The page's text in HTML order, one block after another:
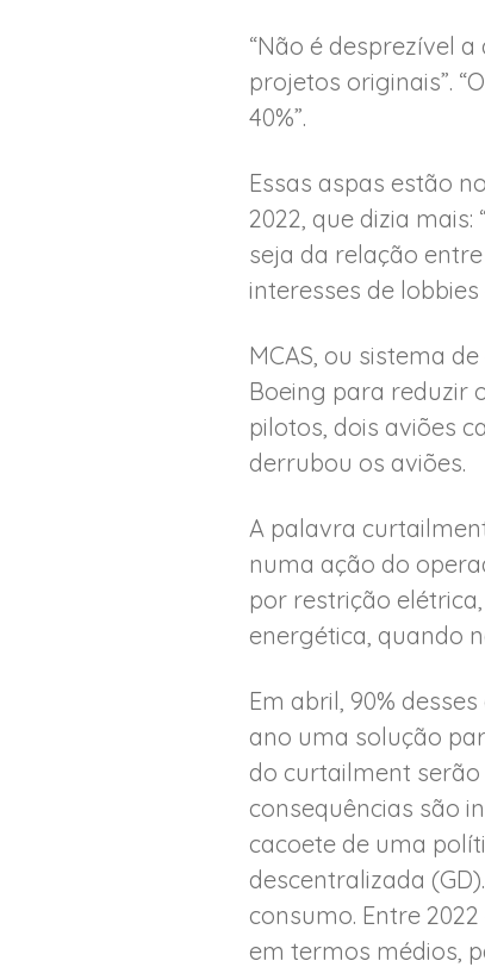
“Não é desprezível
projetos originais”.
40%”.
Essas aspas estão
2022, que dizia
seja da relação
interesses de
MCAS, ou sistema
Boeing para reduzir
pilotos, dois aviões
derrubou os aviões.
A palavra
numa ação do
por restrição
energética, quando
Em abril, 90%
ano uma solução
do curtailment serão
consequências são
cacoete de uma
descentralizada
consumo. Entre
em termos médios,